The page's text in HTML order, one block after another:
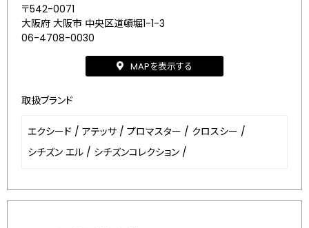
〒542-0071
大阪府 大阪市 中央区道頓堀1-1-3
06-4708-0030
MAPを表示する
取扱ブランド
エクシード / アテッサ / プロマスター / クロスシー /
シチズン エル / シチズンコレクション /